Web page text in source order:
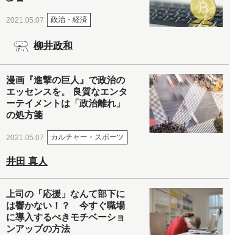
2021.05.07 政治・経済
柳井政和
漫画『進撃の巨人』で政治の
エッセンスを。 良質なエンタ
ーテイメントは「政治離れ」
の処方箋
2021.05.07 カルチャー・スポーツ
井田 真人
上司の「応援」なんて部下に
は響かない！？ 今すぐ職場
に導入するべきモチベーショ
ンアップの方法